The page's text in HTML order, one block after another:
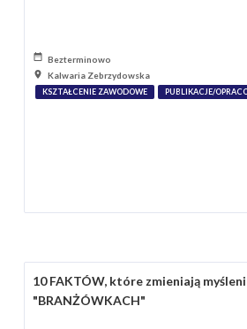
Bezterminowo
Kalwaria Zebrzydowska
KSZTAŁCENIE ZAWODOWE PUBLIKACJE/
10 FAKTÓW, które zmieniają
"BRANŻÓWKACH"